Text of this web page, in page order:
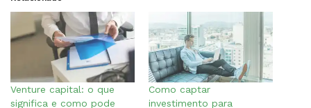
Venture capital: o que
significa e como pode
Como captar
investimento para